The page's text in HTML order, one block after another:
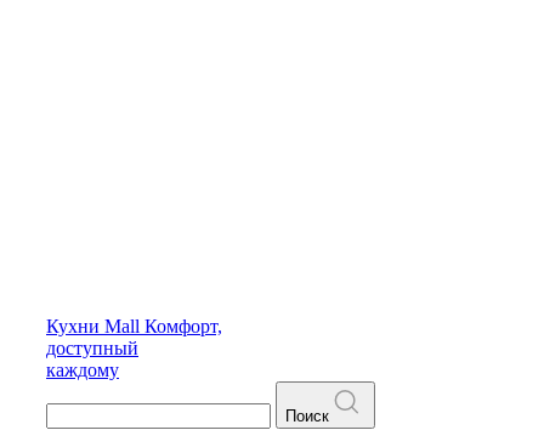
Кухни Mall Комфорт,
доступный
каждому
Поиск